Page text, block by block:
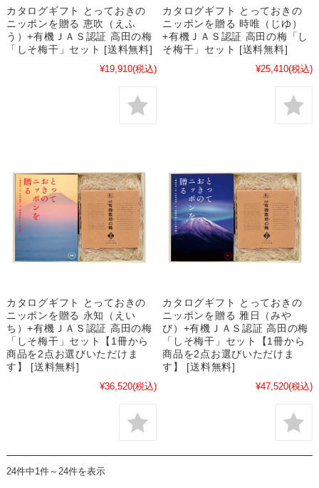
カタログギフト とっておきの
ニッポンを贈る 恵吹（えふ
う）+有機ＪＡＳ認証 高田の梅
「しそ梅干」セット [送料無料]
¥19,910(税込)
カタログギフト とっておきの
ニッポンを贈る 時唯（じゆ）
+有機ＪＡＳ認証 高田の梅「し
そ梅干」セット [送料無料]
¥25,410(税込)
カタログギフト とっておきの
ニッポンを贈る 永知（えい
ち）+有機ＪＡＳ認証 高田の梅
「しそ梅干」セット【1冊から
商品を2点お選びいただけま
す】 [送料無料]
¥36,520(税込)
カタログギフト とっておきの
ニッポンを贈る 雅日（みや
び）+有機ＪＡＳ認証 高田の梅
「しそ梅干」セット【1冊から
商品を2点お選びいただけま
す】 [送料無料]
¥47,520(税込)
24件中1件～24件を表示